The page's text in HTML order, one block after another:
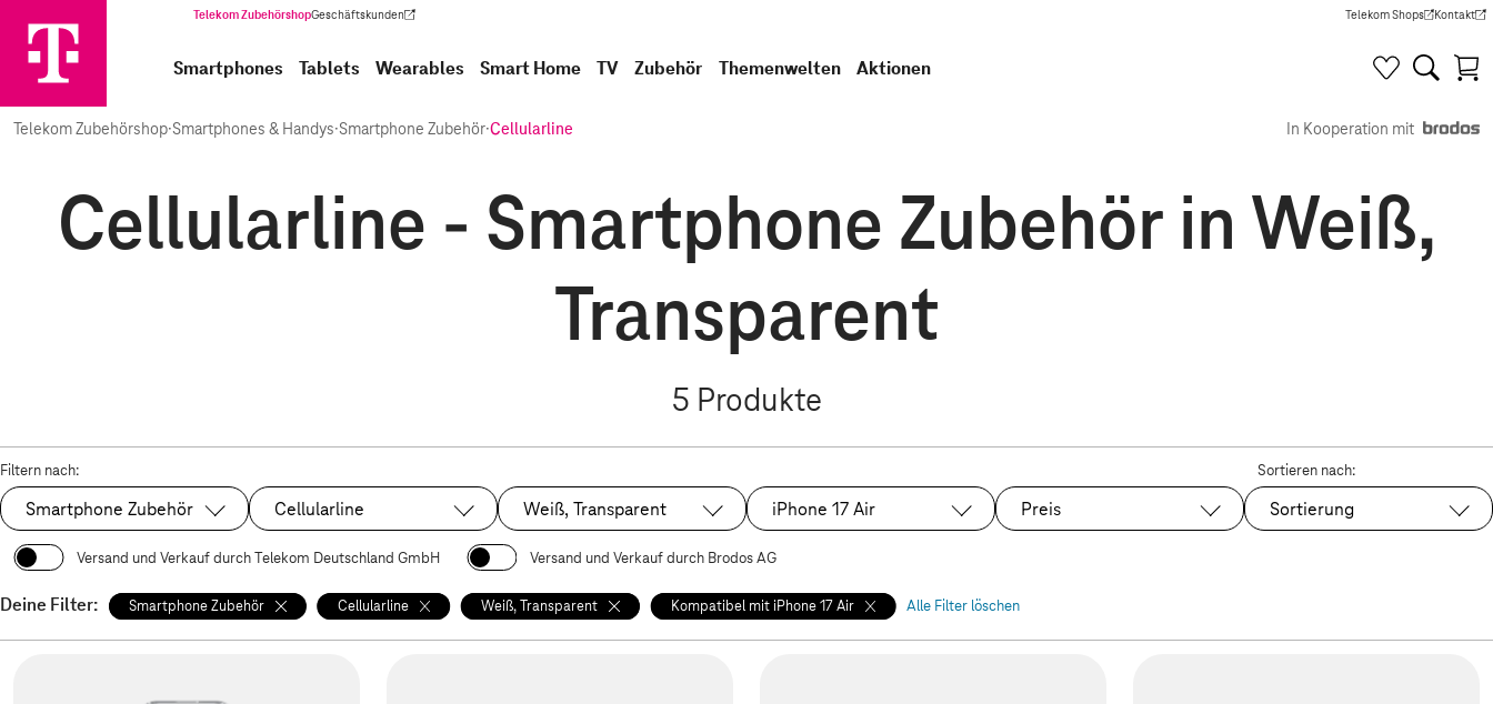
Telekom ZubehörshopGeschäftskunden
(Wird in einem neuen Tab geöffnet) Telekom Shops
(Wird in einem neuen Tab
Kontakt
(Wird in
Smartphones Tablets Wearables Smart Home TV Zubehör Themenwelten Aktionen
Telekom Zubehörshop·Smartphones & Handys·Smartphone Zubehör·Cellularline In Kooperation mit
Cellularline - Smartphone Zubehör in Weiß,
Transparent
5 Produkte
Filtern nach:
Ausgewählt:
Smartphone Zubehör Ausgewählt:
Cellularline Ausgewählt:
Weiß, Transparent Ausgewählt:
iPhone 17 Air Preis
Sortieren nach:
Sortierung
Versand und Verkauf durch Telekom Deutschland GmbH Versand und Verkauf durch Brodos AG
Deine Filter: Smartphone Zubehör Cellularline Weiß, Transparent Kompatibel mit iPhone 17 Air Alle Filter löschen